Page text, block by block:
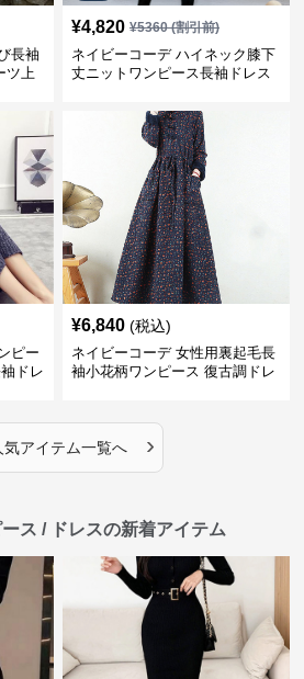
長袖
ツ上
¥4,820 ¥5360(割引前)
ネイビーコーデ ハイネック膝下
丈ニットワンピース長袖ドレス
ピー
ドレ
¥6,840 (税込)
ネイビーコーデ 女性用裏起毛長
袖小花柄ワンピース 復古調ドレ
気アイテム一覧へ ›
ス / ドレスの新着アイテム